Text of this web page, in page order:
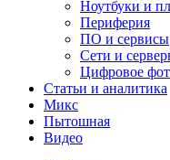
Ноутбуки и
Периферия
ПО и сервисы
Сети и
Цифровое
Статьи и аналитика
Микс
Пытошная
Видео